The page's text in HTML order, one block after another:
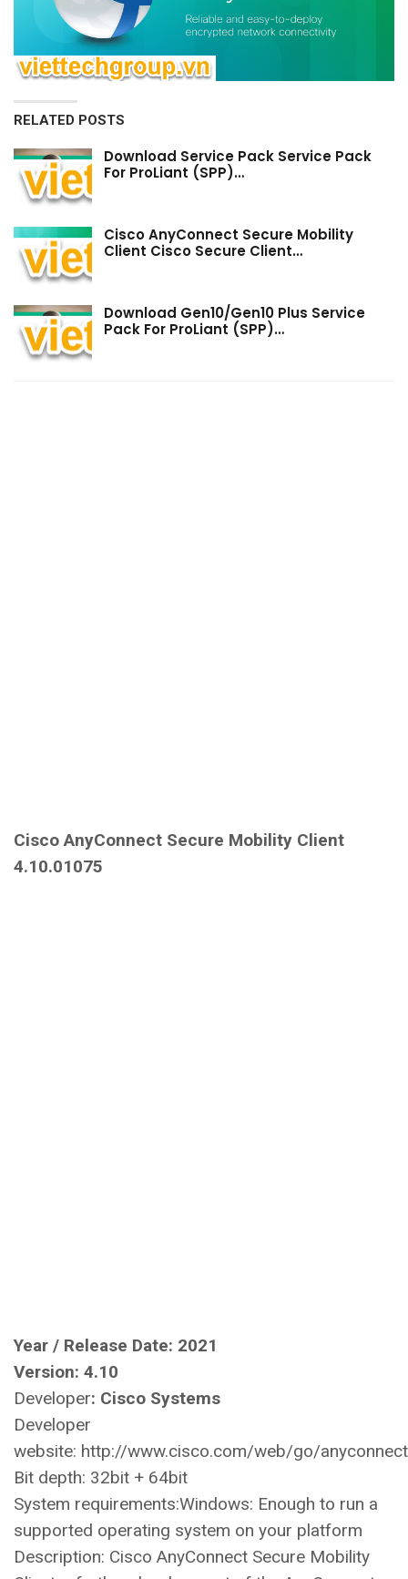
RELATED POSTS
Download Service Pack Service Pack
For ProLiant (SPP)…
Cisco AnyConnect Secure Mobility
Client Cisco Secure Client…
Download Gen10/Gen10 Plus Service
Pack For ProLiant (SPP)…
Cisco AnyConnect Secure Mobility Client
4.10.01075
Year / Release Date: 2021
Version: 4.10
Developer: Cisco Systems
Developer
website: http://www.cisco.com/web/go/anyconnect
Bit depth: 32bit + 64bit
System requirements:Windows: Enough to run a
supported operating system on your platform
Description: Cisco AnyConnect Secure Mobility